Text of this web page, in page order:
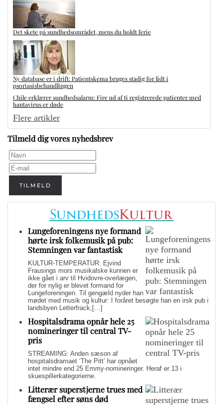
Det skete på sundhedsområdet, mens du holdt ferie
Ny database er i drift: Patientskema bruges stadig for lidt i
psoriasisbehandlingen
Chile erklærer sundhedsalarm: Fire ud af ti registrerede patienter med
hantavirus er døde
Flere artikler
Tilmeld dig vores nyhedsbrev
TILMELD
Lungeforeningens nye formand
hørte irsk folkemusik på pub:
Stemningen var fantastisk
KULTUR-TEMPERATUR: Ejvind
Frausings mors musikalske kunnen er
ikke gået i arv til Hvidovre-overlægen,
der for nylig er blevet formand for
Lungeforeningen. Til gengæld nyder han
mødet med musik og kultur: I foråret besøgte han en irsk pub i
landsbyen Letterfrack,[…]
Hospitalsdrama opnår hele 25
nomineringer til central TV-
pris
STREAMING: Anden sæson af
hospitalsdramaet ‘The Pitt’ har opnået
intet mindre end 25 Emmy-nomineringer. Heraf er 13 i
skuespillerkategorierne.
Litterær superstjerne trues med
fængsel efter søns død